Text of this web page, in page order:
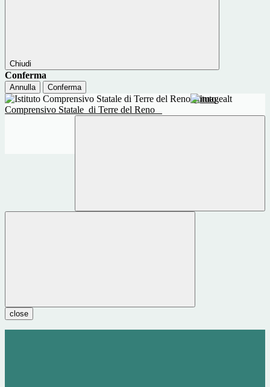
Chiudi
Conferma
Annulla Conferma
Istituto
Comprensivo Statale di Terre del Reno
close